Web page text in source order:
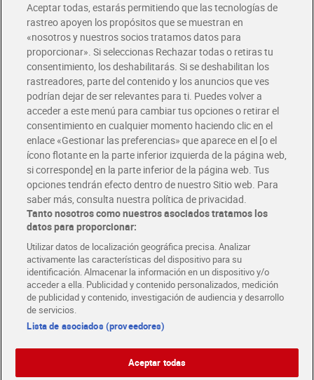
Aceite de oliva virgen extra
Carbonell 750 ml
6,59 € (8,79 €/LITRO)
Añadir
Aceite en spray para
freidora de aire La
Española 200 ml
2,45 € (12,25 €/LITRO)
Añadir
Aceite de oliva virgen extra
Aceite de oliva virgen extra
hojiblanca Coosur 1 L
Aceptar todas, estarás permitiendo que las tecnologías de
rastreo apoyen los propósitos que se muestran en
«nosotros y nuestros socios tratamos datos para
proporcionar». Si seleccionas Rechazar todas o retiras tu
consentimiento, los deshabilitarás. Si se deshabilitan los
rastreadores, parte del contenido y los anuncios que ves
podrían dejar de ser relevantes para ti. Puedes volver a
acceder a este menú para cambiar tus opciones o retirar el
consentimiento en cualquier momento haciendo clic en el
enlace «Gestionar las preferencias» que aparece en el [o el
ícono flotante en la parte inferior izquierda de la página web,
si corresponde] en la parte inferior de la página web. Tus
opciones tendrán efecto dentro de nuestro Sitio web. Para
saber más, consulta nuestra política de privacidad.
Tanto nosotros como nuestros asociados tratamos los
datos para proporcionar:
Utilizar datos de localización geográfica precisa. Analizar
activamente las características del dispositivo para su
identificación. Almacenar la información en un dispositivo y/o
acceder a ella. Publicidad y contenido personalizados, medición
de publicidad y contenido, investigación de audiencia y desarrollo
de servicios.
Lista de asociados (proveedores)
Aceptar todas